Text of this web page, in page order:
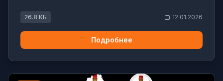
26.8 КБ 12.01.2026
Подробнее